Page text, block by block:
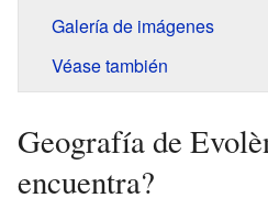
Galería de imágenes
Véase también
Geografía de
encuentra?